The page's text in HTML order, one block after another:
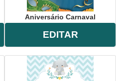
Aniversário Carnaval
EDITAR